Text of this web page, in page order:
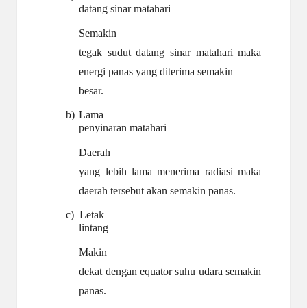
datang sinar matahari
Semakin
tegak sudut datang sinar matahari maka
energi panas yang diterima semakin
besar.
b) Lama
penyinaran matahari
Daerah
yang lebih lama menerima radiasi maka
daerah tersebut akan semakin panas.
c) Letak
lintang
Makin
dekat dengan equator suhu udara semakin
panas.